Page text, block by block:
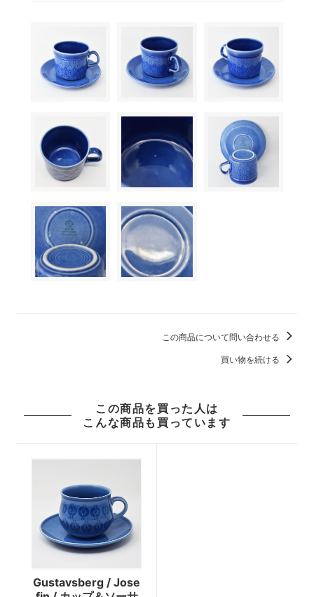
この商品について問い合わせる
買い物を続ける
この商品を買った人は
こんな商品も買っています
Gustavsberg / Jose